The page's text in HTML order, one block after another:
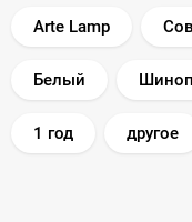
Arte Lamp
Белый
1 год другое